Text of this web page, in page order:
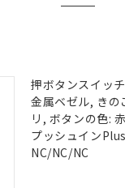
押ボタンスイッ
金属ベゼル, きの
リ, ボタンの色:
プッシュイン
NC/NC/NC